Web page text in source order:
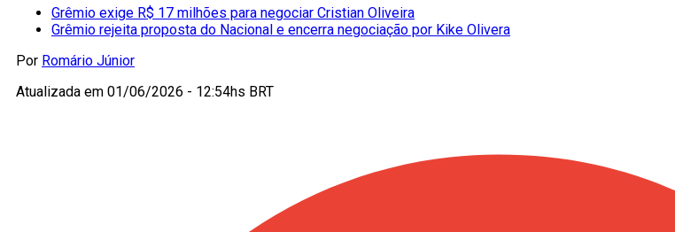
Grêmio exige R$ 17 milhões para negociar Cristian Oliveira
Grêmio rejeita proposta do Nacional e encerra negociação por Kike Olivera
Por Romário Júnior
Atualizada em 01/06/2026 - 12:54hs BRT